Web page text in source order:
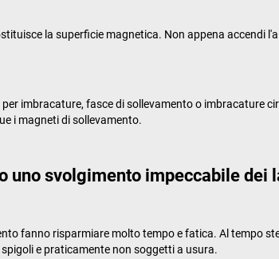
la superficie magnetica. Non appena accendi
imbracature, fasce di sollevamento o imbracature
i magneti di sollevamento.
uno svolgimento impeccabile dei
fanno risparmiare molto tempo e fatica. Al tempo
e praticamente non soggetti a usura.